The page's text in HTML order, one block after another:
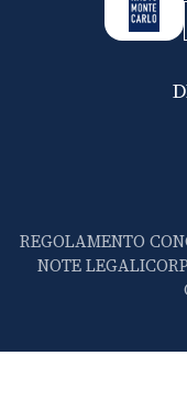
REGOLAMENTO
NOTE LEGALI